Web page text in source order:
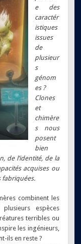
e des
caractér
istiques
issues
de
plusieur
s
génom
es ?
Clones
et
chimère
s nous
posent
bien
de l’identité, de la
acquises ou
fabriquées.
combinent les
espèces
terribles ou
les ingénieurs,
ils en reste ?